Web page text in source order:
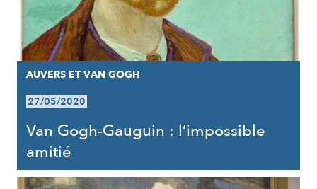
AUVERS ET VAN GOGH
27/05/2020
Van Gogh-Gauguin : l’impossible
amitié